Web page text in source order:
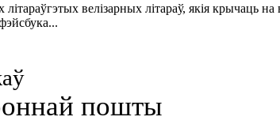
літараўгэтых велізарных літараў, якія крычаць на
пошты